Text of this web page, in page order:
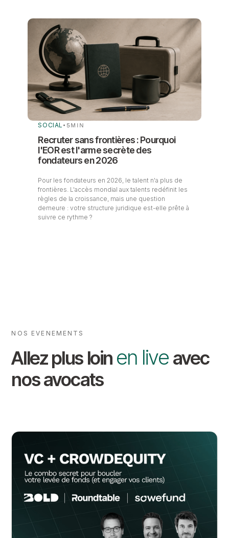
SOCIAL • 5MIN
Recruter sans frontières : Pourquoi
l'EOR est l'arme secrète des
fondateurs en 2026
Pour les fondateurs en 2026, le talent n'a plus de
frontières. L'accès mondial aux talents redéfinit les
règles de la croissance, mais une question
demeure : votre structure juridique est-elle prête à
suivre ce rythme ?
NOS EVENEMENTS
Allez plus loin en live avec
nos avocats